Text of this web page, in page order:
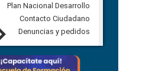
Ballenita del cantón Santa Elena
7 agosto, 2026
Next
Plan Nacional Desarrollo
Contacto Ciudadano
Denuncias y pedidos